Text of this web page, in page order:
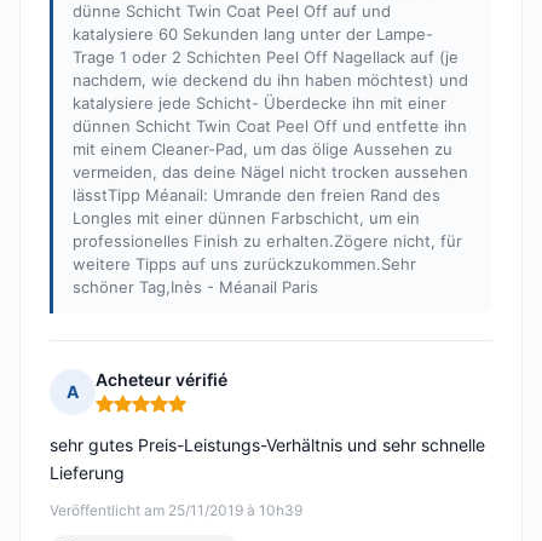
dünne Schicht Twin Coat Peel Off auf und
katalysiere 60 Sekunden lang unter der Lampe-
Trage 1 oder 2 Schichten Peel Off Nagellack auf (je
nachdem, wie deckend du ihn haben möchtest) und
katalysiere jede Schicht- Überdecke ihn mit einer
dünnen Schicht Twin Coat Peel Off und entfette ihn
mit einem Cleaner-Pad, um das ölige Aussehen zu
vermeiden, das deine Nägel nicht trocken aussehen
lässtTipp Méanail: Umrande den freien Rand des
Longles mit einer dünnen Farbschicht, um ein
professionelles Finish zu erhalten.Zögere nicht, für
weitere Tipps auf uns zurückzukommen.Sehr
schöner Tag,Inès - Méanail Paris
A
Acheteur vérifié
Hinweis: 5 von 5
Veröffentlicht am 25/11/2019 à 10h39
sehr gutes Preis-Leistungs-Verhältnis und sehr schnelle
Lieferung